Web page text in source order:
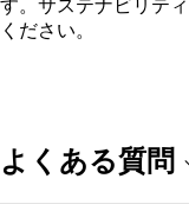
す。 サステナビリティ
ください。
よくある質問